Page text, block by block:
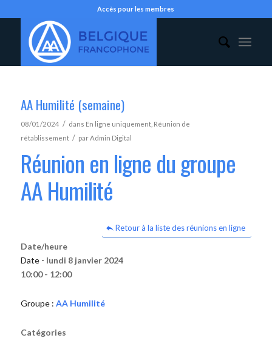
Accès pour les membres
AA Humilité (semaine)
08/01/2024 / dans En ligne uniquement, Réunion de
rétablissement / parAdmin Digital
Réunion en ligne du groupe
AA Humilité
Retour à la liste des réunions en ligne
Date/heure
Date - lundi 8 janvier 2024
10:00 - 12:00
Groupe : AA Humilité
Catégories